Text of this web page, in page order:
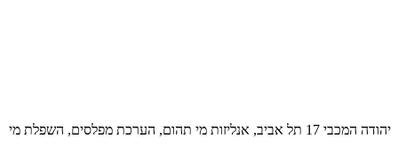
יהודה המכבי 17 תל אביב, אנליזות מי תהום, הערכת מפלסים, השפלת מי